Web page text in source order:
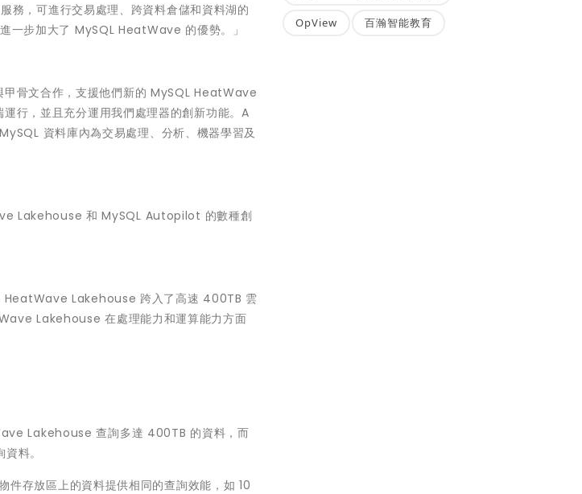
，可進行交易處理、跨資料倉儲和資料湖的
一步加大了 MySQL HeatWave 的優勢。」
骨文合作，支援他們新的 MySQL HeatWave
行，並且充分運用我們處理器的創新功能。A
資料庫內為交易處理、分析、機器學習及
Lakehouse 和 MySQL Autopilot 的數種創
Lakehouse 跨入了高速 400TB 雲
Lakehouse 在處理能力和運算能力方面
Lakehouse 查詢多達 400TB 的資料，而
料。
存放區上的資料提供相同的查詢效能，如 10
OpView 百瀚智能教育